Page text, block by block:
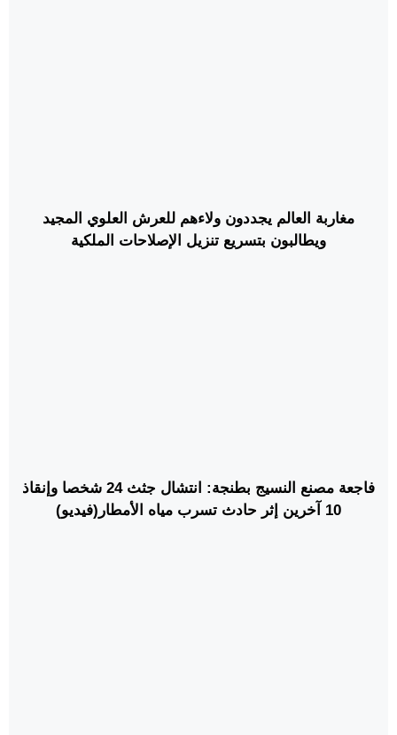
مغاربة العالم يجددون ولاءهم للعرش العلوي المجيد
ويطالبون بتسريع تنزيل الإصلاحات الملكية
فاجعة مصنع النسيج بطنجة: انتشال جثث 24 شخصا وإنقاذ
10 آخرين إثر حادث تسرب مياه الأمطار(فيديو)